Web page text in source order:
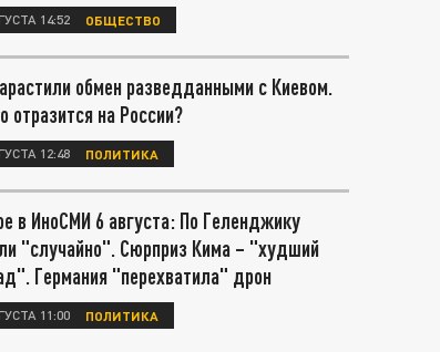
14:52 ОБЩЕСТВО
обмен разведданными с Киевом.
отразится на России?
12:48 ПОЛИТИКА
в ИноСМИ 6 августа: По Геленджику
"случайно". Сюрприз Кима – "худший
Германия "перехватила" дрон
11:00 ПОЛИТИКА